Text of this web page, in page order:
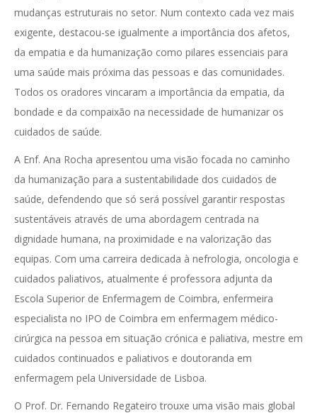
mudanças estruturais no setor. Num contexto cada vez mais
exigente, destacou-se igualmente a importância dos afetos,
da empatia e da humanização como pilares essenciais para
uma saúde mais próxima das pessoas e das comunidades.
Todos os oradores vincaram a importância da empatia, da
bondade e da compaixão na necessidade de humanizar os
cuidados de saúde.
A Enf. Ana Rocha apresentou uma visão focada no caminho
da humanização para a sustentabilidade dos cuidados de
saúde, defendendo que só será possível garantir respostas
sustentáveis através de uma abordagem centrada na
dignidade humana, na proximidade e na valorização das
equipas. Com uma carreira dedicada à nefrologia, oncologia e
cuidados paliativos, atualmente é professora adjunta da
Escola Superior de Enfermagem de Coimbra, enfermeira
especialista no IPO de Coimbra em enfermagem médico-
cirúrgica na pessoa em situação crónica e paliativa, mestre em
cuidados continuados e paliativos e doutoranda em
enfermagem pela Universidade de Lisboa.
O Prof. Dr. Fernando Regateiro trouxe uma visão mais global